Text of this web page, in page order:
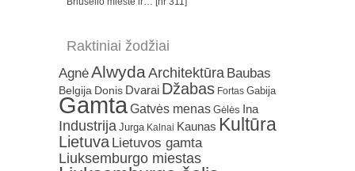
Raktiniai žodžiai
AgnėAlwydaArchitektūra Baubas
Belgija Donis Dvarai Džabas Fortas Gabija
GamtaGatvės menas Gėlės Ina
Industrija Jurga Kalnai Kaunas Kultūra
Lietuva Lietuvos gamta
Liuksemburgo miestas